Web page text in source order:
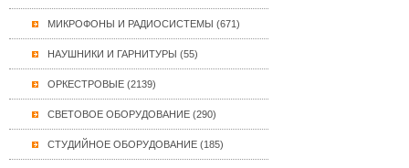
МИКРОФОНЫ И РАДИОСИСТЕМЫ (671)
НАУШНИКИ И ГАРНИТУРЫ (55)
ОРКЕСТРОВЫЕ (2139)
СВЕТОВОЕ ОБОРУДОВАНИЕ (290)
СТУДИЙНОЕ ОБОРУДОВАНИЕ (185)